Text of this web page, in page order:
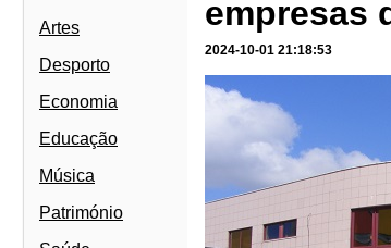
Artes
Desporto
Economia
Educação
Música
Património
empresas
2024-10-01 21:18:53